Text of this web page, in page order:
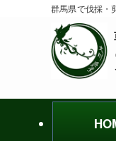
群馬県で伐採・